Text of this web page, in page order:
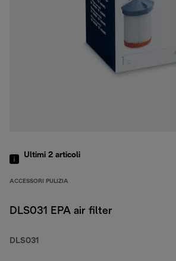
Ultimi 2 articoli
ACCESSORI PULIZIA
DLS031 EPA air filter
DLS031